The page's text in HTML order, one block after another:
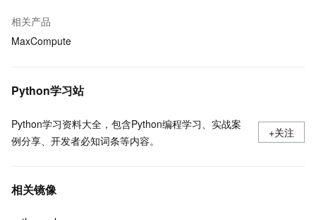
相关产品
MaxCompute
Python学习站
Python学习资料大全，包含Python编程学习、实战案
例分享、开发者必知词条等内容。
+关注
相关镜像